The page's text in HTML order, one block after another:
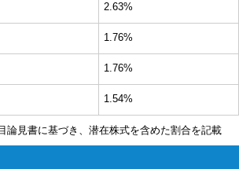
2.63%
1.76%
1.76%
1.54%
論見書に基づき、潜在株式を含めた割合を記載